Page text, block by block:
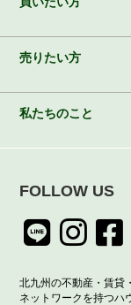
売りたい方
私たちのこと
FOLLOW US
北九州の不動産・賃貸
ネットワークを持つハ